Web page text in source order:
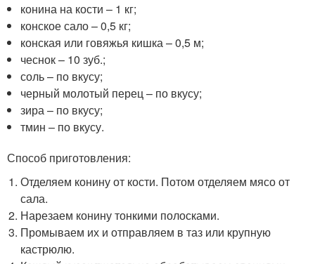
конина на кости – 1 кг;
конское сало – 0,5 кг;
конская или говяжья кишка – 0,5 м;
чеснок – 10 зуб.;
соль – по вкусу;
черный молотый перец – по вкусу;
зира – по вкусу;
тмин – по вкусу.
Способ приготовления:
Отделяем конину от кости. Потом отделяем мясо от
сала.
Нарезаем конину тонкими полосками.
Промываем их и отправляем в таз или крупную
кастрюлю.